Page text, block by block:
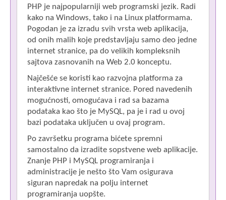
PHP je najpopularniji web programski jezik. Radi
kako na Windows, tako i na Linux platformama.
Pogodan je za izradu svih vrsta web aplikacija,
od onih malih koje predstavljaju samo deo jedne
internet stranice, pa do velikih kompleksnih
sajtova zasnovanih na Web 2.0 konceptu.
Najčešće se koristi kao razvojna platforma za
interaktivne internet stranice. Pored navedenih
mogućnosti, omogućava i rad sa bazama
podataka kao što je MySQL, pa je i rad u ovoj
bazi podataka uključen u ovaj program.
Po završetku programa bićete spremni
samostalno da izradite sopstvene web aplikacije.
Znanje PHP i MySQL programiranja i
administracije je nešto što Vam osigurava
siguran napredak na polju internet
programiranja uopšte.